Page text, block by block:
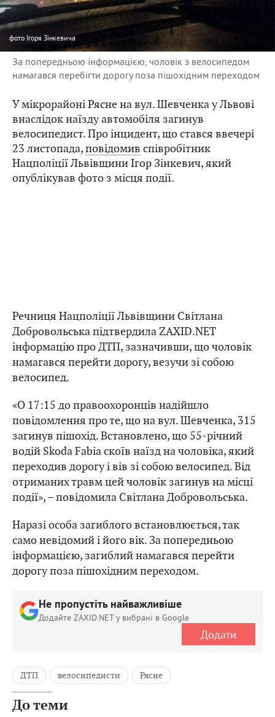
фото Ігоря Зінкевича
За попередньою інформацією, чоловік з велосипедом
намагався перебігти дорогу поза пішохідним переходом
У мікрорайоні Рясне на вул. Шевченка у Львові
внаслідок наїзду автомобіля загинув
велосипедист. Про інцидент, що стався ввечері
23 листопада,повідомив співробітник
Нацполіції Львівщини Ігор Зінкевич, який
опублікував фото з місця події.
Речниця Нацполіції Львівщини Світлана
Добровольська підтвердила ZAXID.NET
інформацію про ДТП, зазначивши, що чоловік
намагався перейти дорогу, везучи зі собою
велосипед.
«О 17:15 до правоохоронців надійшло
повідомлення про те, що на вул. Шевченка, 315
загинув пішохід. Встановлено, що 55-річний
водій Skoda Fabia скоїв наїзд на чоловіка, який
переходив дорогу і вів зі собою велосипед. Від
отриманих травм цей чоловік загинув на місці
події», – повідомила Світлана Добровольська.
Наразі особа загиблого встановлюється, так
само невідомий і його вік. За попередньою
інформацією, загиблий намагався перейти
дорогу поза пішохідним переходом.
Не пропустіть найважливіше
Додайте ZAXID.NET у вибрані в Google
Додати
ДТП велосипедисти Рясне
До теми